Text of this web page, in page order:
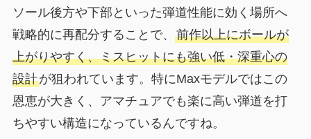
ソール後方や下部といった弾道性能に効く場所へ
戦略的に再配分することで、 前作以上にボールが
上がりやすく、ミスヒットにも強い低・深重心の
設計が狙われています。特にMaxモデルではこの
恩恵が大きく、アマチュアでも楽に高い弾道を打
ちやすい構造になっているんですね。